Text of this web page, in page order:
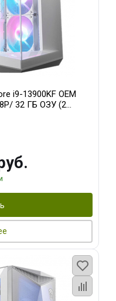
i9-13900KF OEM
32 ГБ ОЗУ (2
OC 16GB GDDR6